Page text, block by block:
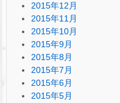
2015年12月
2015年11月
2015年10月
2015年9月
2015年8月
2015年7月
2015年6月
2015年5月